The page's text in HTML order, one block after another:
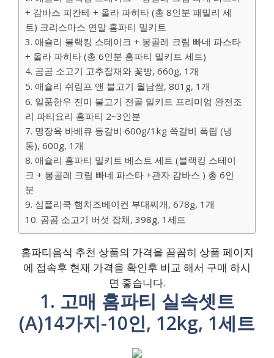
+ 감바스 피칸테 + 올라 파히타 (총 8인분 패밀리 세
트) 크리스마스 연말 홈파티 밀키트
3. 애슐리 블랙킹 스테이크 + 봉골레 크림 빠네 파스타
+ 올라 파히타 (총 6인분 홈파티 밀키트 세트)
4. 곰곰 소고기 고추잡채와 꽃빵, 660g, 1개
5. 애슐리 쉬림프 앤 불고기 월남쌈, 801g, 1개
6. 일품한우 진미 불고기 전골 밀키트 프리미엄 완전조
리 파티요리 홈파티 2~3인분
7. 명장육 바베큐 등갈비 600g/1kg 쪽갈비 폭립 (냉
동), 600g, 1개
8. 애슐리 홈파티 밀키트 베스트 세트 (블랙킹 스테이
크 + 봉골레 크림 빠네 파스타 +관자 감바스 ) 총 6인
분
9. 심플리쿡 햄치즈베이컨 부대찌개, 678g, 1개
10. 곰곰 소고기 버섯 잡채, 398g, 1세트
홈파티음식 추천 상품의 가격을 꼼꼼히 상품 페이지
에 접속후 현재 가격을 확인후 비교 해서 구매 하시
면 좋습니다.
1. 고매 홈파티 실속셋트
(A)14가지-10인, 12kg, 1세트